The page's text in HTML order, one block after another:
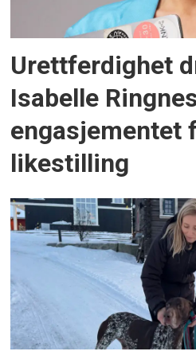
Urettferdighet
Isabelle
engasjementet
likestilling